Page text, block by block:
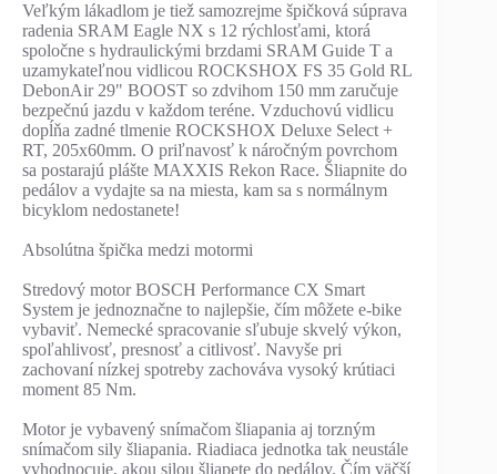
Veľkým lákadlom je tiež samozrejme špičková súprava
radenia SRAM Eagle NX s 12 rýchlosťami, ktorá
spoločne s hydraulickými brzdami SRAM Guide T a
uzamykateľnou vidlicou ROCKSHOX FS 35 Gold RL
DebonAir 29" BOOST so zdvihom 150 mm zaručuje
bezpečnú jazdu v každom teréne. Vzduchovú vidlicu
dopĺňa zadné tlmenie ROCKSHOX Deluxe Select +
RT, 205x60mm. O priľnavosť k náročným povrchom
sa postarajú plášte MAXXIS Rekon Race. Šliapnite do
pedálov a vydajte sa na miesta, kam sa s normálnym
bicyklom nedostanete!
Absolútna špička medzi motormi
Stredový motor BOSCH Performance CX Smart
System je jednoznačne to najlepšie, čím môžete e-bike
vybaviť. Nemecké spracovanie sľubuje skvelý výkon,
spoľahlivosť, presnosť a citlivosť. Navyše pri
zachovaní nízkej spotreby zachováva vysoký krútiaci
moment 85 Nm.
Motor je vybavený snímačom šliapania aj torzným
snímačom sily šliapania. Riadiaca jednotka tak neustále
vyhodnocuje, akou silou šliapete do pedálov. Čím väčší